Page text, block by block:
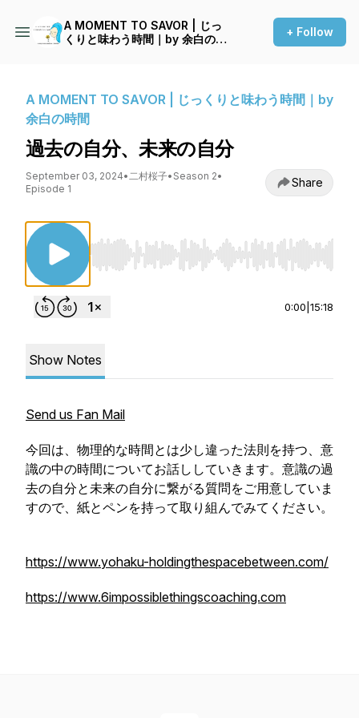
A MOMENT TO SAVOR | じっ
くりと味わう時間｜by 余白の時
+ Follow
A MOMENT TO SAVOR | じっくりと味わう時間｜by
余白の時間
過去の自分、未来の自分
September 03, 2024•二村桜子• Season 2•
Episode 1
Share
Use Left/Right to seek, Home/End to jump to
0:00 15:18
Show Notes
Send us Fan Mail
今回は、物理的な時間とは少し違った法則を持つ、意
識の中の時間についてお話ししていきます。意識の過
去の自分と未来の自分に繋がる質問をご用意していま
すので、紙とペンを持って取り組んでみてください。
https://www.yohaku-holdingthespacebetween.com/
https://www.6impossiblethingscoaching.com